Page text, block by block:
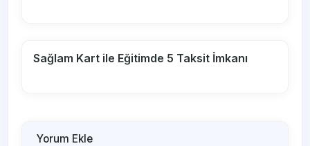
Sağlam Kart ile Eğitimde 5 Taksit İmkanı
Yorum Ekle